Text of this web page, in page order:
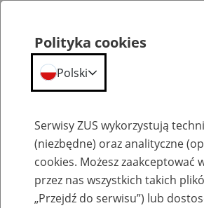
Інформація для громадян України
Polityka cookies
Polski
Serwisy ZUS wykorzystują
(niezbędne) oraz analityczne
cookies. Możesz zaakceptować
przez nas wszystkich takich
„Przejdź do serwisu”) lub